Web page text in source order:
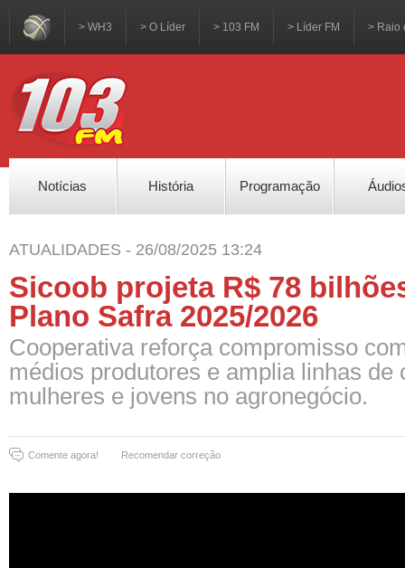
> WH3 > O Líder > 103 FM > Líder FM > Raio
Notícias História Programação
ATUALIDADES - 26/08/2025 13:24
Sicoob projeta R$ 78
Plano Safra 2025/2026
Cooperativa reforça compromisso
médios produtores e amplia linhas de
mulheres e jovens no agronegócio.
Comente agora! Recomendar correção